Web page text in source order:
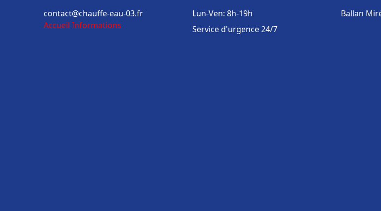
contact@chauffe-eau-03.fr
Accueil Informations
Lun-Ven: 8h-19h
Service d'urgence 24/7
Ballan